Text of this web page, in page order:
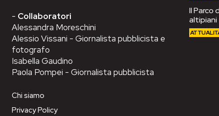
- Collaboratori
Alessandra Moreschini
Alessio Vissani - Giornalista pubblicista e
fotografo
Isabella Gaudino
Paola Pompei - Giornalista pubblicista
Chi siamo
Privacy Policy
Il Parco
altipiani